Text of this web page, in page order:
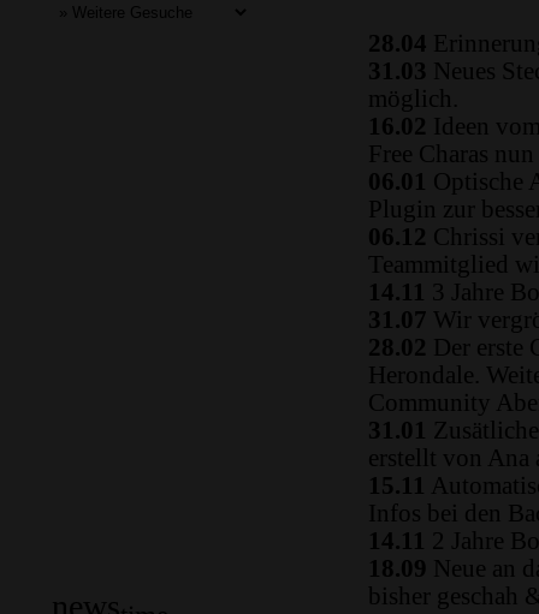
news
28.04
31.03 Neues
möglich.
16.02 Ideen
Free Charas
06.01 Optische
Plugin zur
06.12 Chrissi
Teammitglied
14.11 3 Jahre
31.07 Wir
28.02 Der erste
Herondale.
Community
31.01
erstellt von Ana
15.11
Infos bei den
14.11
2 Jahre
18.09 Neue an
bisher geschah